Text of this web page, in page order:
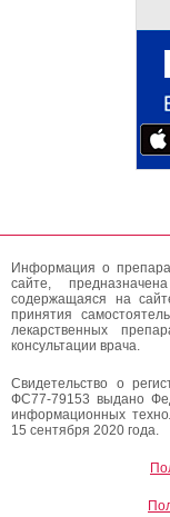
Информация о
сайте,
содержащаяся на
принятия
лекарственных
консультации врача.
Свидетельство о
ФС77-79153 выдано
информационных
15 сентября 2020 года.